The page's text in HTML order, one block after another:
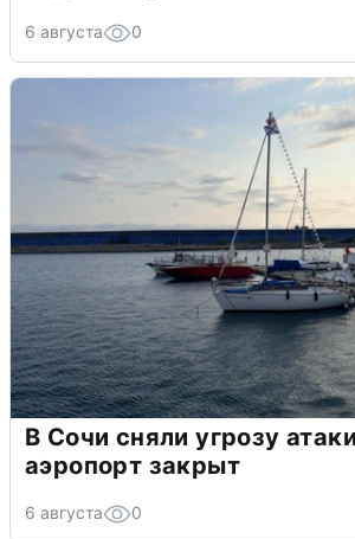
6 августа 0
В Сочи сняли угрозу
аэропорт закрыт
6 августа 0